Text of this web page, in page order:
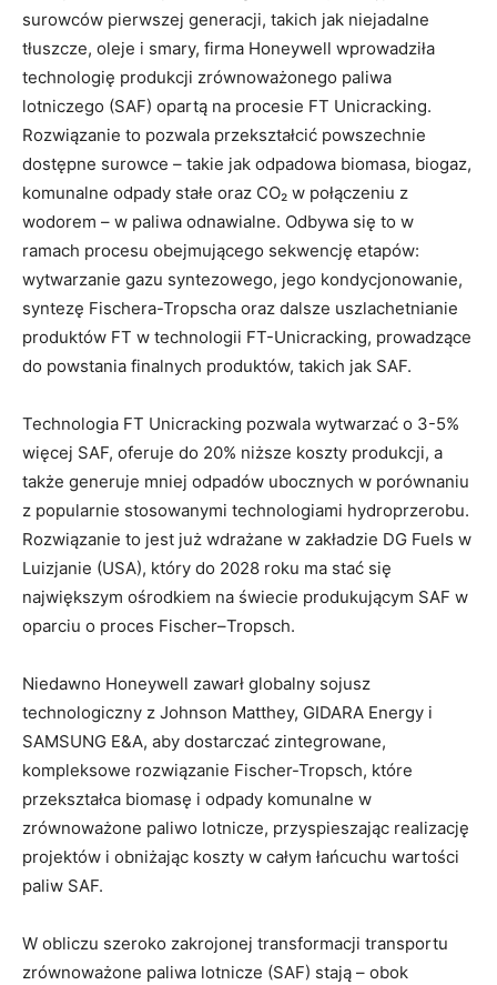
surowców pierwszej generacji, takich jak niejadalne
tłuszcze, oleje i smary, firma Honeywell wprowadziła
technologię produkcji zrównoważonego paliwa
lotniczego (SAF) opartą na procesie FT Unicracking.
Rozwiązanie to pozwala przekształcić powszechnie
dostępne surowce – takie jak odpadowa biomasa, biogaz,
komunalne odpady stałe oraz CO₂ w połączeniu z
wodorem – w paliwa odnawialne. Odbywa się to w
ramach procesu obejmującego sekwencję etapów:
wytwarzanie gazu syntezowego, jego kondycjonowanie,
syntezę Fischera-Tropscha oraz dalsze uszlachetnianie
produktów FT w technologii FT-Unicracking, prowadzące
do powstania finalnych produktów, takich jak SAF.
Technologia FT Unicracking pozwala wytwarzać o 3-5%
więcej SAF, oferuje do 20% niższe koszty produkcji, a
także generuje mniej odpadów ubocznych w porównaniu
z popularnie stosowanymi technologiami hydroprzerobu.
Rozwiązanie to jest już wdrażane w zakładzie DG Fuels w
Luizjanie (USA), który do 2028 roku ma stać się
największym ośrodkiem na świecie produkującym SAF w
oparciu o proces Fischer–Tropsch.
Niedawno Honeywell zawarł globalny sojusz
technologiczny z Johnson Matthey, GIDARA Energy i
SAMSUNG E&A, aby dostarczać zintegrowane,
kompleksowe rozwiązanie Fischer-Tropsch, które
przekształca biomasę i odpady komunalne w
zrównoważone paliwo lotnicze, przyspieszając realizację
projektów i obniżając koszty w całym łańcuchu wartości
paliw SAF.
W obliczu szeroko zakrojonej transformacji transportu
zrównoważone paliwa lotnicze (SAF) stają – obok